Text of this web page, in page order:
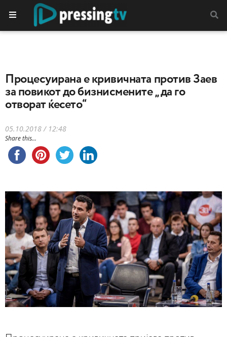
Процесуирана е кривичната против Заев
за повикот до бизнисмените „да го
отворат ќесето“
05.10.2018 / 12:48
Share this...